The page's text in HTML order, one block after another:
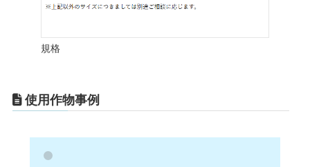
規格
使用作物事例